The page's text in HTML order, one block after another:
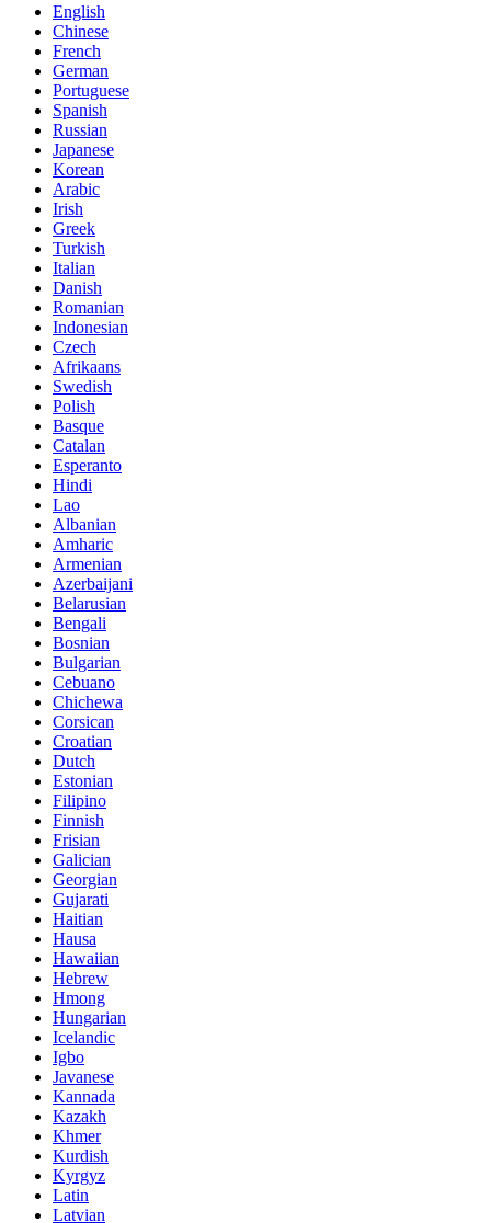
English
Chinese
French
German
Portuguese
Spanish
Russian
Japanese
Korean
Arabic
Irish
Greek
Turkish
Italian
Danish
Romanian
Indonesian
Czech
Afrikaans
Swedish
Polish
Basque
Catalan
Esperanto
Hindi
Lao
Albanian
Amharic
Armenian
Azerbaijani
Belarusian
Bengali
Bosnian
Bulgarian
Cebuano
Chichewa
Corsican
Croatian
Dutch
Estonian
Filipino
Finnish
Frisian
Galician
Georgian
Gujarati
Haitian
Hausa
Hawaiian
Hebrew
Hmong
Hungarian
Icelandic
Igbo
Javanese
Kannada
Kazakh
Khmer
Kurdish
Kyrgyz
Latin
Latvian